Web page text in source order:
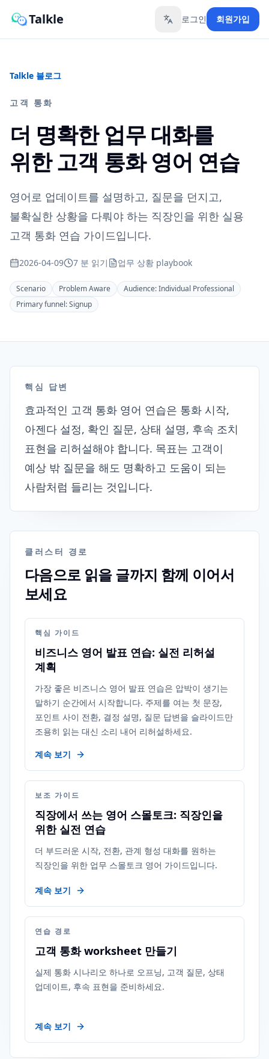
Talkle Toggle language
로그인 회원가입
Talkle 블로그
고객 통화
더 명확한 업무 대화를
위한 고객 통화 영어 연습
영어로 업데이트를 설명하고, 질문을 던지고,
불확실한 상황을 다뤄야 하는 직장인을 위한 실용
고객 통화 연습 가이드입니다.
2026-04-09 7 분 읽기 업무 상황 playbook
Scenario Problem Aware Audience:Individual Professional
Primary funnel:Signup
핵심 답변
효과적인 고객 통화 영어 연습은 통화 시작,
아젠다 설정, 확인 질문, 상태 설명, 후속 조치
표현을 리허설해야 합니다. 목표는 고객이
예상 밖 질문을 해도 명확하고 도움이 되는
사람처럼 들리는 것입니다.
클러스터 경로
다음으로 읽을 글까지 함께 이어서
보세요
핵심 가이드
비즈니스 영어 발표 연습: 실전 리허설
계획
가장 좋은 비즈니스 영어 발표 연습은 압박이 생기는
말하기 순간에서 시작합니다. 주제를 여는 첫 문장,
포인트 사이 전환, 결정 설명, 질문 답변을 슬라이드만
조용히 읽는 대신 소리 내어 리허설하세요.
계속 보기
보조 가이드
직장에서 쓰는 영어 스몰토크: 직장인을
위한 실전 연습
더 부드러운 시작, 전환, 관계 형성 대화를 원하는
직장인을 위한 업무 스몰토크 영어 가이드입니다.
계속 보기
연습 경로
고객 통화 worksheet 만들기
실제 통화 시나리오 하나로 오프닝, 고객 질문, 상태
업데이트, 후속 표현을 준비하세요.
계속 보기